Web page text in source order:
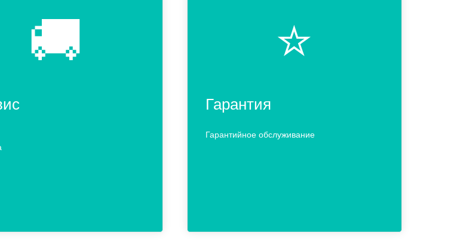
🚚 ⭐️
Гарантия
Гарантийное обслуживание